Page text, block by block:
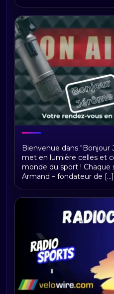
Bonjour Jerome
Bienvenue dans "Bonjour
met en lumière celles et
monde du sport ! Chaque
Armand – fondateur de [...]